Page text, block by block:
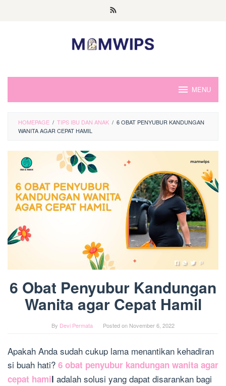
MENU
HOMEPAGE / TIPS IBU DAN ANAK / 6 OBAT PENYUBUR KANDUNGAN
WANITA AGAR CEPAT HAMIL
6 Obat Penyubur Kandungan
Wanita agar Cepat Hamil
By Devi Permata Posted on November 6, 2022
Apakah Anda sudah cukup lama menantikan kehadiran
si buah hati? 6 obat penyubur kandungan wanita agar
cepat hamil adalah solusi yang dapat disarankan bagi